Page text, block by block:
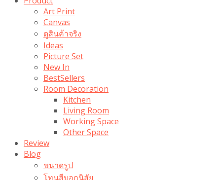
Art Print
Canvas
ดูสินค้าจริง
Ideas
Picture Set
New In
BestSellers
Room Decoration
Kitchen
Living Room
Working Space
Other Space
Review
Blog
ขนาดรูป
โทนสีบอกนิสัย